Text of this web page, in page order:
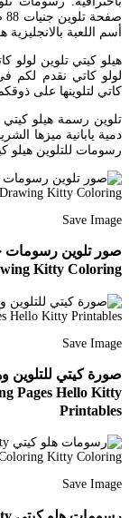
أسم اللعبة بالانجليزية
هيلو كيتي تلوين لولو
لولو كاتي نقدم لكم
كاتي لتلوينها على
تلوين رسمة هيلو
دمية يابانية ميزها
رسومات للتلوين هيلو
Save Image
Kitty Coloring
Save Image
Pages Hello Kitty
Printables
Save Image